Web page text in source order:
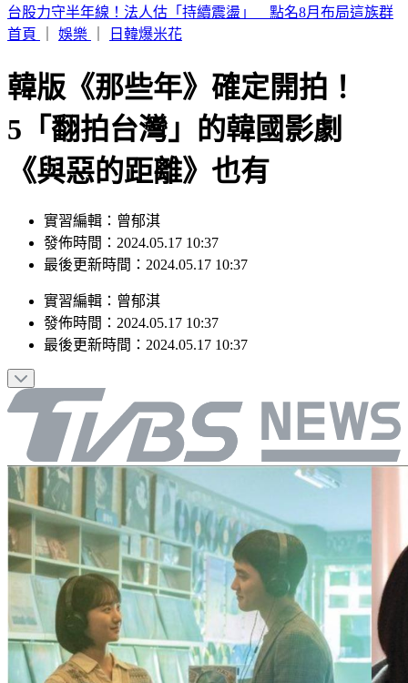
快訊／台南嚴重車禍！轎車遭擠壓成廢鐵 駕駛當場身亡
首頁
娛樂 日韓爆米花
韓版《那些年》確定開拍！
5「翻拍台灣」的韓國影劇
《與惡的距離》也有
實習編輯：曾郁淇
發佈時間：2024.05.17 10:37
最後更新時間：2024.05.17 10:37
實習編輯 ： 曾郁淇
發佈時間： 2024.05.17 10:37
最後更新時間： 2024.05.17 10:37